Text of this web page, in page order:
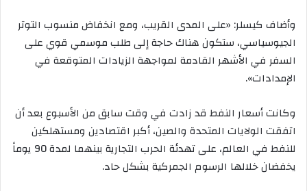
وأضاف كيسلر: «على المدى القريب، ومع انخفاض منسوب التوتر
الجيوسياسي، ستكون هناك حاجة إلى طلب موسمي قوي على
السفر في الأشهر القادمة لمواجهة الزيادات المتوقعة في
الإمدادات».
وكانت أسعار النفط قد زادت في وقت سابق من الأسبوع بعد أن
اتفقت الولايات المتحدة والصين، أكبر اقتصادين ومستهلكين
للنفط في العالم، على تهدئة الحرب التجارية بينهما لمدة 90 يوماً
يخفضان خلالها الرسوم الجمركية بشكل حاد.